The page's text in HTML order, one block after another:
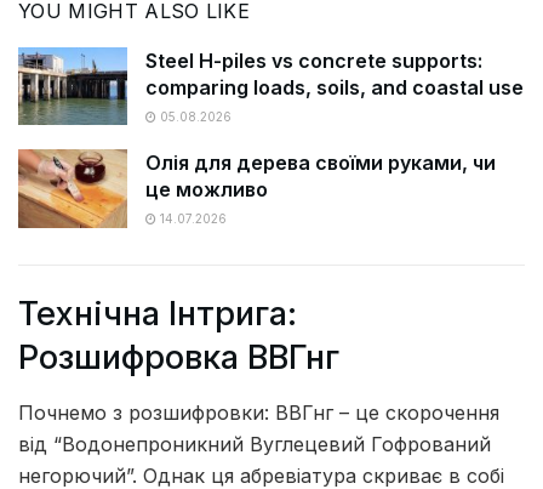
YOU MIGHT ALSO LIKE
Steel H-piles vs concrete supports:
comparing loads, soils, and coastal use
05.08.2026
Олія для дерева своїми руками, чи
це можливо
14.07.2026
Технічна Інтрига:
Розшифровка ВВГнг
Почнемо з розшифровки: ВВГнг – це скорочення
від “Водонепроникний Вуглецевий Гофрований
негорючий”. Однак ця абревіатура скриває в собі